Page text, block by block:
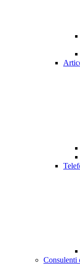
Consulenti